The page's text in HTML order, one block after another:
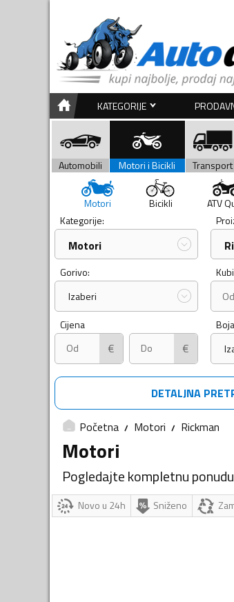
KATEGORIJE
Automobili Motori i Bicikli Transport
Motori Bicikli ATV
Kategorije:
Motori
Gorivo:
Izaberi
Cijena
€ €
DETALJNA
Početna Motori Rickman
Motori
Pogledajte kompletnu
Novo u 24h Sniženo